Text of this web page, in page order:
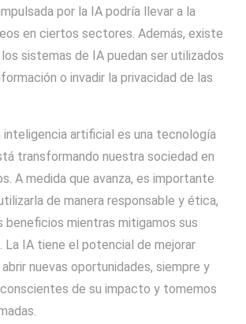
por la IA podría llevar a la
en ciertos sectores. Además, existe
sistemas de IA puedan ser utilizados
o invadir la privacidad de las
inteligencia artificial es una tecnología
transformando nuestra sociedad en
A medida que avanza, es importante
de manera responsable y ética,
beneficios mientras mitigamos sus
La IA tiene el potencial de mejorar
nuevas oportunidades, siempre y
de su impacto y tomemos